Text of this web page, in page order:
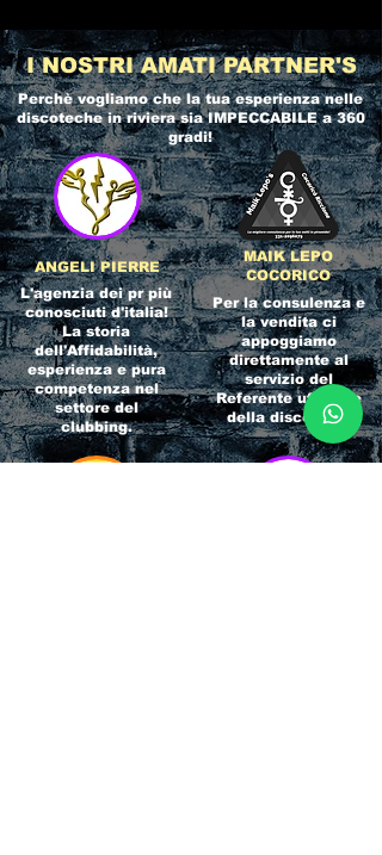
I NOSTRI AMATI PARTNER'S
Perchè vogliamo che la tua esperienza nelle
discoteche in rivierasia IMPECCABILE a 360
gradi!
ANGELI PIERRE
L'agenzia dei pr più
conosciuti d'italia!
La storia
dell'Affidabilità,
esperienza e pura
competenza nel
settore del
clubbing.
MAIK LEPO
COCORICO
Per la consulenza e
la vendita ci
appoggiamo
direttamente al
servizio del
Referente ufficiale
della discoteca!